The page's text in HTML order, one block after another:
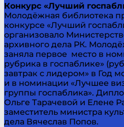
Конкурс «Лучший
Молодёжная библиотека
конкурсе «Лучший
организовало
архивного дела РК.
заняла первое место в
рубрика в госпаблике»
завтрак с лидером» в Год
и в номинации «Лучшее
группы госпаблика».
Ольге Тарачевой и Елене
заместитель министра
дела Вячеслав Попов.